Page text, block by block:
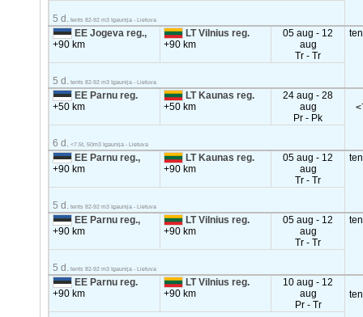
5 d. tents 82-92 m3 Igaunija - Lietuva
EE Jogeva reg.,
+90 km
LT Vilnius reg.
+90 km
05 aug - 12
aug
Tr - Tr
5 d. tents 82-92 m3 Igaunija - Lietuva
EE Parnu reg.
+50 km
LT Kaunas reg.
+50 km
24 aug - 28
aug
Pr - Pk
6 d. <7.5t, 50m3 Igaunija - Lietuva
EE Parnu reg.,
+90 km
LT Kaunas reg.
+90 km
05 aug - 12
aug
Tr - Tr
5 d. tents 82-92 m3 Igaunija - Lietuva
EE Parnu reg.,
+90 km
LT Vilnius reg.
+90 km
05 aug - 12
aug
Tr - Tr
5 d. tents 82-92 m3 Igaunija - Lietuva
EE Parnu reg.
+90 km
LT Vilnius reg.
+90 km
10 aug - 12
aug
Pr - Tr